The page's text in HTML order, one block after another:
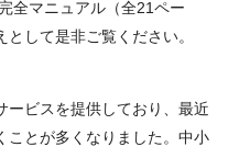
全マニュアル（全21ペー
して是非ご覧ください。
ービスを提供しており、最近
ことが多くなりました。中小